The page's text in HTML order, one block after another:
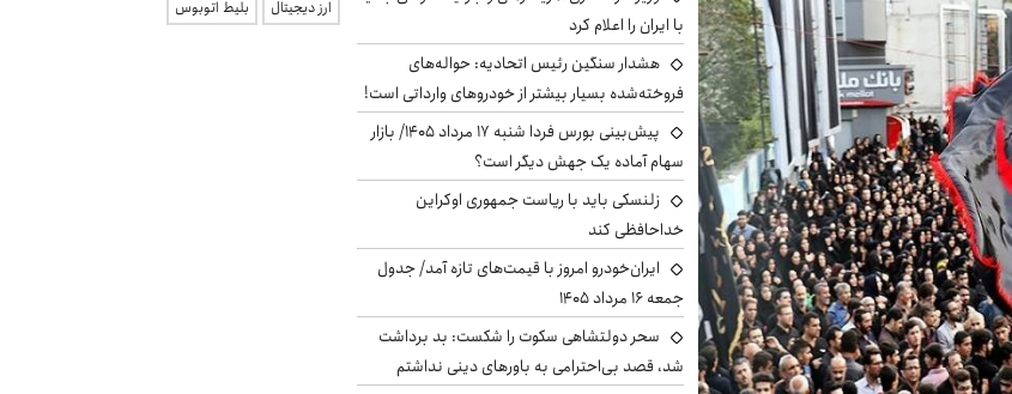
با ایران را اعلام کرد
هشدار سنگین رئیس اتحادیه: حواله‌های
فروخته‌شده بسیار بیشتر از خودروهای وارداتی است!
پیش‌بینی بورس فردا شنبه ۱۷ مرداد ۱۴۰۵/ بازار
سهام آماده یک جهش دیگر است؟
زلنسکی باید با ریاست جمهوری اوکراین
خداحافظی کند
ایران‌خودرو امروز با قیمت‌های تازه آمد/ جدول
جمعه ۱۶ مرداد ۱۴۰۵
سحر دولتشاهی سکوت را شکست: بد برداشت
شد، قصد بی‌احترامی به باورهای دینی نداشتم
ارز دیجیتال
بلیط اتوبوس